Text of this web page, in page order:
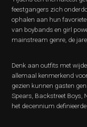
feestgangers zich
ophalen aan hun
van boybands en girl
mainstream genre, de
Denk aan outfits met
allemaal kenmerkend
gezien kunnen gasten
Spears, Backstreet Boys,
het decennium